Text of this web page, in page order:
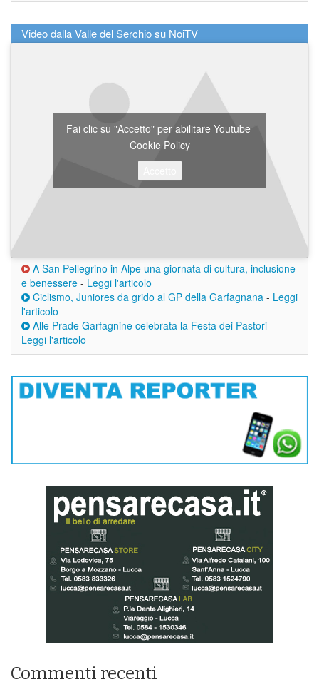
Video dalla Valle del Serchio su NoiTV
Fai clic su "Accetto" per abilitare Youtube
Cookie Policy
A San Pellegrino in Alpe una giornata di cultura, inclusione
e benessere - Leggi l'articolo
Ciclismo, Juniores da grido al GP della Garfagnana - Leggi
l'articolo
Alle Prade Garfagnine celebrata la Festa dei Pastori -
Leggi l'articolo
Commenti recenti